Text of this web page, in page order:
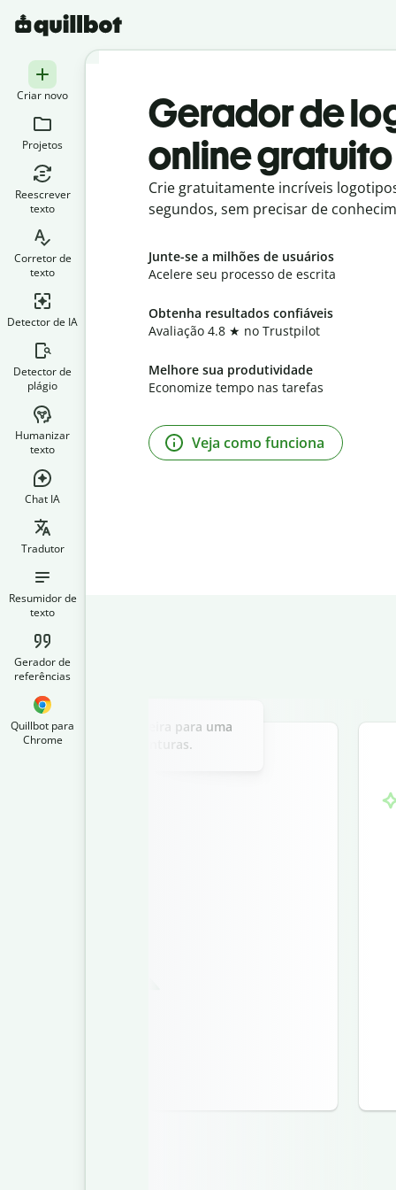
Criar novo
Projetos
Reescrever
texto
Corretor de
texto
Detector de IA
Detector de
plágio
Humanizar
texto
Chat IA
Tradutor
Resumidor de
texto
Gerador de
referências
Quillbot para
Chrome
Gerador de
online gratuito
Crie gratuitamente incríveis
segundos, sem precisar de
Junte-se a milhões de usuários
Acelere seu processo de escrita
Obtenha resultados confiáveis
Avaliação 4.8 ★ no Trustpilot
Melhore sua produtividade
Economize tempo nas tarefas
Veja como funciona
com uma cordilheira para uma
equipamentos para aventuras.